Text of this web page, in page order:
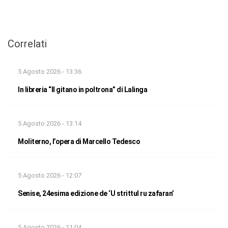
Correlati
5 Agosto 2026 - 13:36
In libreria “Il gitano in poltrona” di Lalinga
5 Agosto 2026 - 13:14
Moliterno, l’opera di Marcello Tedesco
5 Agosto 2026 - 12:07
Senise, 24esima edizione de ‘U strittul ru zafaran’